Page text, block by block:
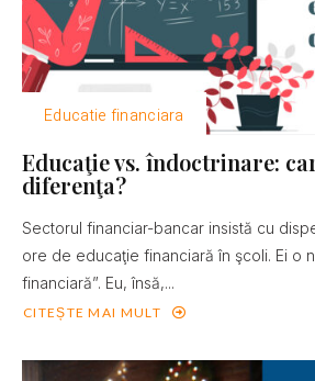
Educatie financiara
Educaţie vs. îndoctrinare:
diferenţa?
Sectorul financiar-bancar insistă cu
ore de educaţie financiară în şcoli. Ei o
financiară”. Eu, însă,...
CITEȘTE MAI MULT